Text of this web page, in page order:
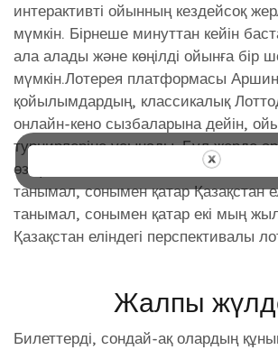
интерактивті ойынның кездейсоқ
мүмкін. Бірнеше минуттан кейін
ала алады және көңілді ойынға бір
мүмкін.Лотерея платформасы
қойылымдардың, классикалық
онлайн-кено сызбаларына дейін,
турнирлеріне ұсынады. Бұл жерде
өзі үшін қолайлы алон таба алады.
танымал, сонымен қатар Қазақстан
танымал, сонымен қатар екі мың
Қазақстан еліндегі перспективалы
Жалпы
Билеттерді, сондай-ақ олардың